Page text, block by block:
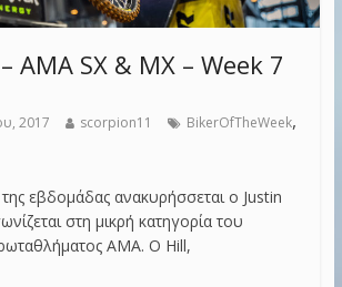
AMA SX & MX – Week 7
2017 scorpion11 BikerOfTheWeek,
εβδομάδας ανακυρήσσεται ο Justin
στη μικρή κατηγορία του
AMA. Ο Hill,